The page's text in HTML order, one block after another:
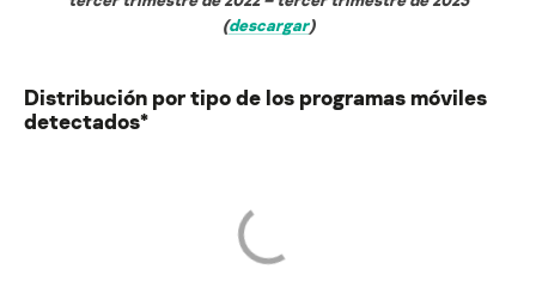
(descargar)
Distribución por tipo de los programas móviles
detectados*